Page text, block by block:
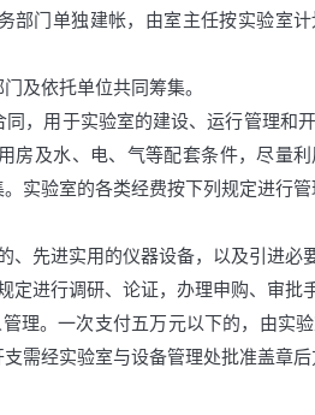
部门单独建帐，由室主任按实验室
及依托单位共同筹集。
，用于实验室的建设、运行管理和
房及水、电、气等配套条件，尽量
实验室的各类经费按下列规定进行管
、先进实用的仪器设备，以及引进必
定进行调研、论证，办理申购、审批
理。一次支付五万元以下的，由实
需经实验室与设备管理处批准盖章后